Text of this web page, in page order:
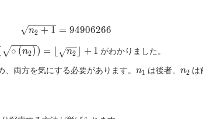
\sqrt{n_2+1} = 94906266
n2 + 1 = 94906266
∘ (n2 ) ) = n2⌋ + 1 がわかりました。
、両方を気にする必要があります。n_1
n1 は後者、n_2
n2 は